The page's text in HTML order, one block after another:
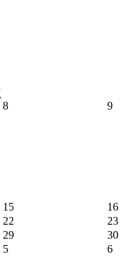
8 9
15
16
22
23
29
30
5 6